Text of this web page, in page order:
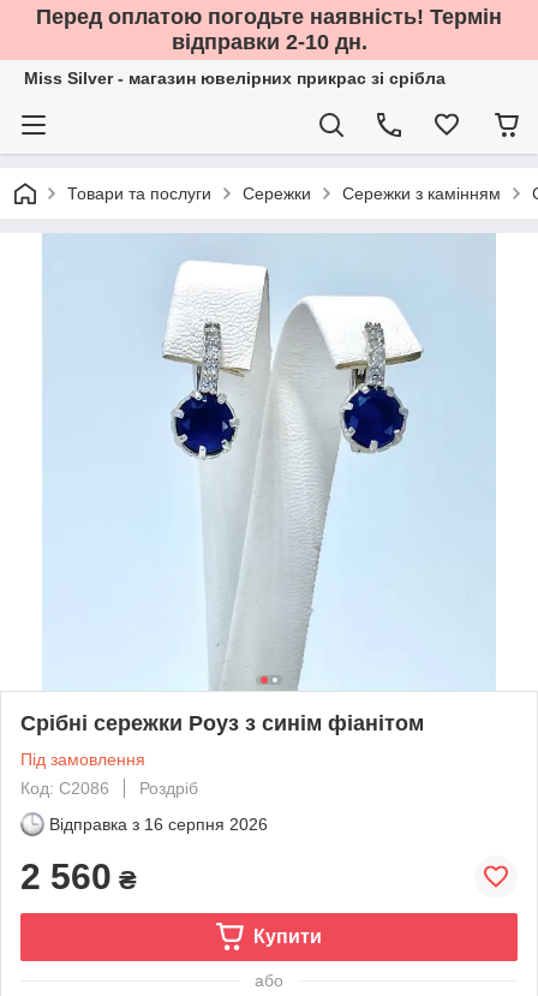
Перед оплатою погодьте наявність! Термін
відправки 2-10 дн.
Miss Silver - магазин ювелірних прикрас зі срібла
Товари та послуги Сережки Сережки з камінням
Срібні сережки Роуз з синім фіанітом
Під замовлення
Код: С2086
Роздріб
Відправка з 16 серпня 2026
2 560 ₴
Купити
або